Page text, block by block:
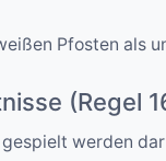
Pfosten als
(Regel
werden